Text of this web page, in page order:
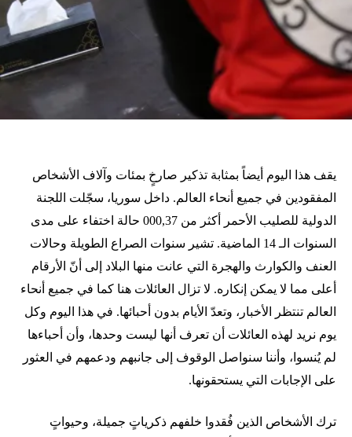
يقف هذا اليوم أيضاً بمثابة تذكير صارخٍ بمئات وآلاف الأشخاص
المفقودين في جميع أنحاء العالم. داخل سوريا، سجّلت اللجنة
الدولية للصليب الأحمر أكثر من 000,37 حالة اختفاء على مدى
السنوات الـ 14 الماضية. تشير سنوات الصراع الطويلة وحالات
العنف والكوارث والهجرة التي عانت منها البلاد إلى أنّ الأرقام
أعلى مما لا يمكن إنكاره. لا تزال العائلات هنا كما في جميع أنحاء
العالم تنتظر الأخبار، وتعدّ الأيام بدون أحبائها. في هذا اليوم وكل
يوم نريد لهذه العائلات أن تعرف أنها ليست وحدها، وأن أحباءها
لم يُنسوا، وأننا سنواصل الوقوف إلى جانبهم ودعمهم في العثور
على الإجابات التي يستحقونها.
ترك الأشخاص الذين فُقدوا خلفهم ذكرياتٍ جميلة، وحيواتٍ